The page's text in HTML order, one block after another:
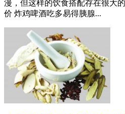
漫，但这样的饮食搭配存在很大
价 炸鸡啤酒吃多易得胰腺...